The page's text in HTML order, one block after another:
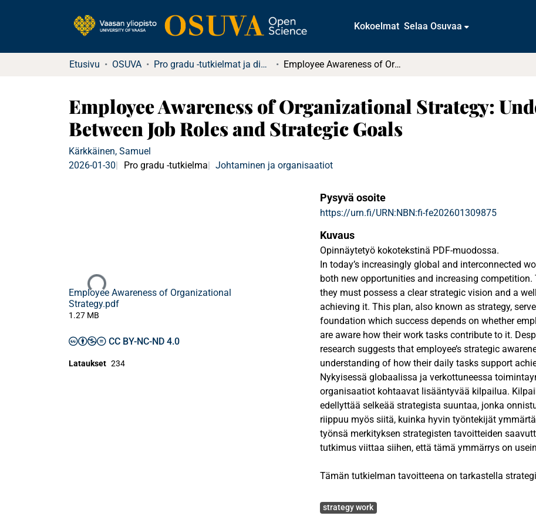
Kokoelmat Selaa Osuvaa
Etusivu OSUVA Pro gradu -tutkielmat ja diplomityöt Employee Awareness of Organizational Strategy: Understanding the Link Between Job Roles and Strategic Goals
Employee Awareness of Organizational Strategy:
Between Job Roles and Strategic Goals
Kärkkäinen, Samuel
2026-01-30
Pro gradu -tutkielma Johtaminen ja organisaatiot
Ladataan...
Employee Awareness of Organizational
Strategy.pdf
1.27 MB
CC BY-NC-ND 4.0
Lataukset 234
Pysyvä osoite
https://urn.fi/URN:NBN:fi-fe202601309875
Kuvaus
Opinnäytetyö kokotekstinä PDF-muodossa.
In today’s increasingly global and interconnected
both new opportunities and increasing competition.
they must possess a clear strategic vision and a
achieving it. This plan, also known as strategy,
foundation which success depends on whether
are aware how their work tasks contribute to it.
research suggests that employee’s strategic
understanding of how their daily tasks support
remain limited. This study examines the general
among employees in Finland and investigates the
such as tenure, age, and gender. As prior research
the literature regarding the limited attention given to
study addresses that gap by examining how
across organization’s hierarchical levels. In addition,
the organization’s strategic goals, and whether this
awareness alone. Based on existing literature this
Nykyisessä globaalissa ja verkottuneessa
organisaatiot kohtaavat lisääntyvää kilpailua.
edellyttää selkeää strategista suuntaa, jonka
riippuu myös siitä, kuinka hyvin työntekijät
työnsä merkityksen strategisten tavoitteiden
tutkimus viittaa siihen, että tämä ymmärrys on
Tämän tutkielman tavoitteena on tarkastella
siihen vaikuttavia tekijöitä. Lisäksi tutkielmassa
Avainsanat
strategy work